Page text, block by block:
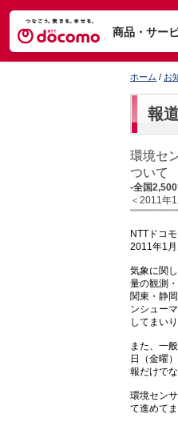
商品・サー
ホーム / お
報
環境セ
ついて
-全国
＜2011年
NTTドコ
2011年1
気象に関
量の観測
関東・静
ンシュー
してまいり
また、一
日（金曜
報だけで
環境セン
て進めてま